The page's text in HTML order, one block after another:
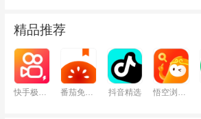
精品推荐
快手极速版 番茄免费小说 抖音精选 悟空浏览器